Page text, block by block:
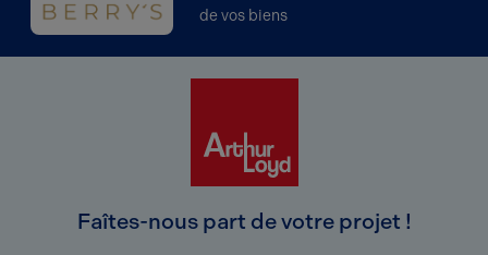
de vos biens
Faîtes-nous part de votre projet !